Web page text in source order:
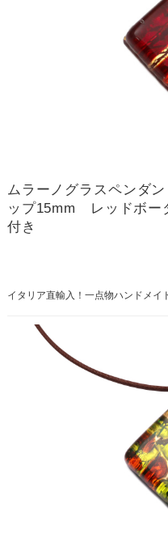
ムラーノグラスペンダ
ップ15mm レッドボー
付き
イタリア直輸入！一点物ハンドメイ